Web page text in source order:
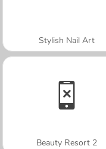
Stylish Nail Art
Beauty Resort 2